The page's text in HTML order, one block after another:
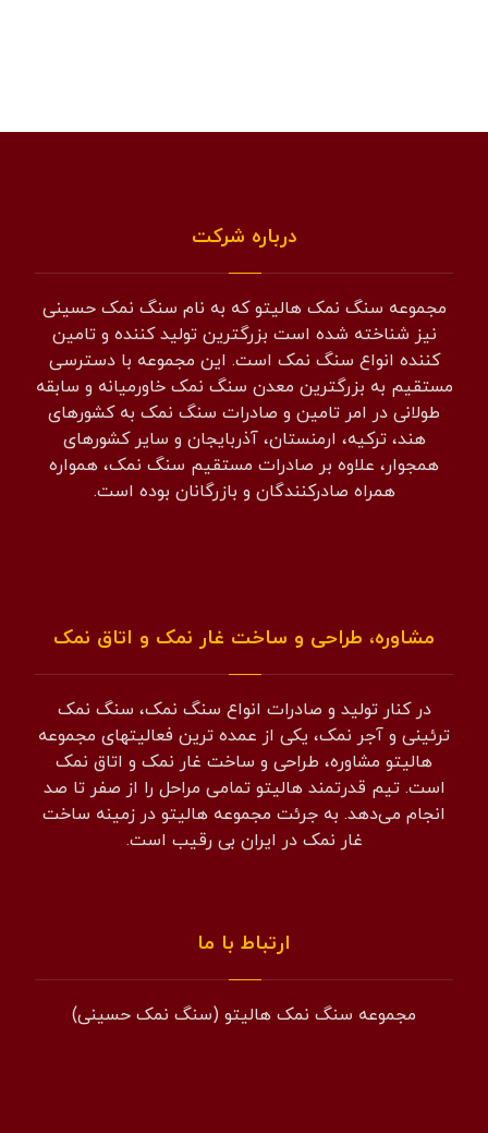
درباره شرکت
مجموعه سنگ نمک هالیتو که به نام سنگ نمک حسینی
نیز شناخته شده است بزرگترین تولید کننده و تامین
کننده انواع سنگ نمک است. این مجموعه با دسترسی
مستقیم به بزرگترین معدن سنگ نمک خاورمیانه و سابقه
طولانی در امر تامین و صادرات سنگ نمک به کشورهای
هند، ترکیه، ارمنستان، آذربایجان و سایر کشورهای
همجوار، علاوه بر صادرات مستقیم سنگ نمک، همواره
همراه صادرکنندگان و بازرگانان بوده است.
مشاوره، طراحی و ساخت غار نمک و اتاق نمک
در کنار تولید و صادرات انواع سنگ نمک، سنگ نمک
ترئینی و آجر نمک، یکی از عمده ترین فعالیتهای مجموعه
هالیتو مشاوره، طراحی و ساخت غار نمک و اتاق نمک
است. تیم قدرتمند هالیتو تمامی مراحل را از صفر تا صد
انجام می‌دهد. به جرئت مجموعه هالیتو در زمینه ساخت
غار نمک در ایران بی رقیب است.
ارتباط با ما
مجموعه سنگ نمک هالیتو (سنگ نمک حسینی)